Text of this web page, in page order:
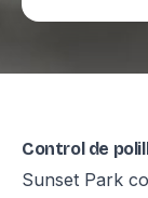
Control de
Sunset Park